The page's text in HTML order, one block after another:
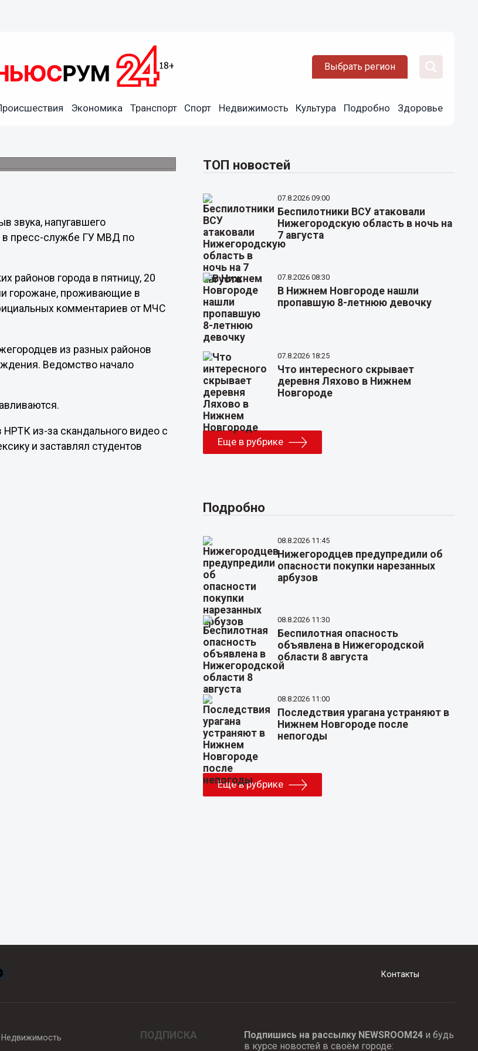
Выбрать регион
Экономика Транспорт Спорт Недвижимость Культура Подробно Здоровье
на взрыв звука
звука, напугавшего
в пресс-службе ГУ МВД по
районов города в пятницу, 20
горожане, проживающие в
комментариев от МЧС
из разных районов
Ведомство начало
из-за скандального видео с
и заставлял студентов
ТОП новостей
07.8.2026 09:00
Беспилотники ВСУ атаковали
Нижегородскую область в ночь на
7 августа
07.8.2026 08:30
В Нижнем Новгороде нашли
пропавшую 8-летнюю девочку
07.8.2026 18:25
Что интересного скрывает
деревня Ляхово в Нижнем
Новгороде
Еще в рубрике
Подробно
08.8.2026 11:45
Нижегородцев предупредили об
опасности покупки нарезанных
арбузов
08.8.2026 11:30
Беспилотная опасность
объявлена в Нижегородской
области 8 августа
08.8.2026 11:00
Последствия урагана устраняют в
Нижнем Новгороде после
непогоды
Еще в рубрике
Контакты
Недвижимость ПОДПИСКА Подпишись на рассылку NEWSROOM24и будь
в курсе новостей в своём городе: